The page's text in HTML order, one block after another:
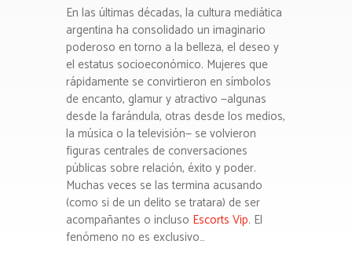
En las últimas décadas, la cultura mediática
argentina ha consolidado un imaginario
poderoso en torno a la belleza, el deseo y
el estatus socioeconómico. Mujeres que
rápidamente se convirtieron en símbolos
de encanto, glamur y atractivo —algunas
desde la farándula, otras desde los medios,
la música o la televisión— se volvieron
figuras centrales de conversaciones
públicas sobre relación, éxito y poder.
Muchas veces se las termina acusando
(como si de un delito se tratara) de ser
acompañantes o incluso Escorts Vip. El
fenómeno no es exclusivo…